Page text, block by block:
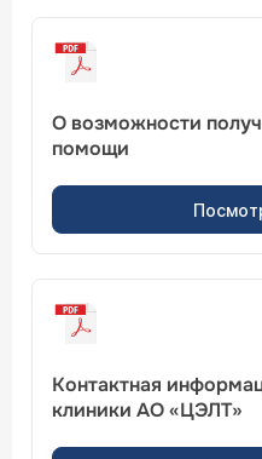
О возможности
помощи
Контактная
клиники АО «ЦЭЛТ»